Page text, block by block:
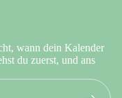
wann dein Kalender
du zuerst, und ans